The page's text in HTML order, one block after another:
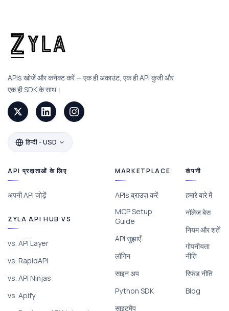
APIs खोजें और कनेक्ट करें — एक ही अकाउंट, एक ही API कुंजी और
एक ही SDK के साथ।
हिन्दी - USD
API प्रदाताओं के लिए
अपनी API जोड़ें
ZYLA API HUB VS
vs. API Layer
vs. RapidAPI
vs. API Ninjas
vs. Apify
MARKETPLACE
APIs ब्राउज़ करें
MCP Setup
Guide
API सुझाएँ
लॉगिन
साइन अप
Python SDK
साइटमैप
कंपनी
हमारे बारे में
नॉलेज बेस
नियम और शर्तें
गोपनीयता
नीति
रिफंड नीति
Blog